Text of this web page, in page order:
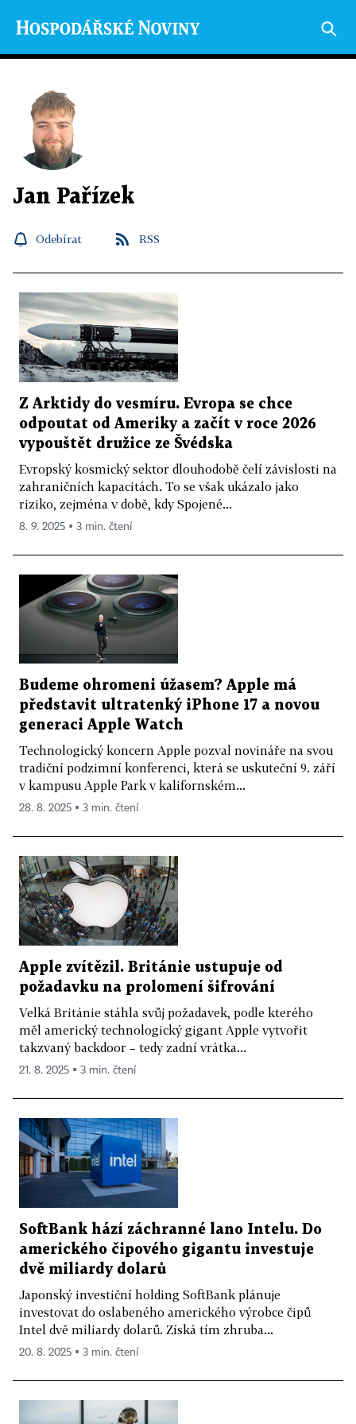
Jan Pařízek
Odebírat RSS
Z Arktidy do vesmíru. Evropa se chce
odpoutat od Ameriky a začít v roce 2026
vypouštět družice ze Švédska
Evropský kosmický sektor dlouhodobě čelí závislosti na
zahraničních kapacitách. To se však ukázalo jako
riziko, zejména v době, kdy Spojené...
8. 9. 2025 ▪ 3 min. čtení
Budeme ohromeni úžasem? Apple má
představit ultratenký iPhone 17 a novou
generaci Apple Watch
Technologický koncern Apple pozval novináře na svou
tradiční podzimní konferenci, která se uskuteční 9. září
v kampusu Apple Park v kalifornském...
28. 8. 2025 ▪ 3 min. čtení
Apple zvítězil. Británie ustupuje od
požadavku na prolomení šifrování
Velká Británie stáhla svůj požadavek, podle kterého
měl americký technologický gigant Apple vytvořit
takzvaný backdoor – tedy zadní vrátka...
21. 8. 2025 ▪ 3 min. čtení
SoftBank hází záchranné lano Intelu. Do
amerického čipového gigantu investuje
dvě miliardy dolarů
Japonský investiční holding SoftBank plánuje
investovat do oslabeného amerického výrobce čipů
Intel dvě miliardy dolarů. Získá tím zhruba...
20. 8. 2025 ▪ 3 min. čtení